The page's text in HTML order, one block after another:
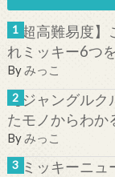
【超高難易度
れミッキー6つ
Byみっこ
【ジャングル
たモノからわか
Byみっこ
【ミッキーニ